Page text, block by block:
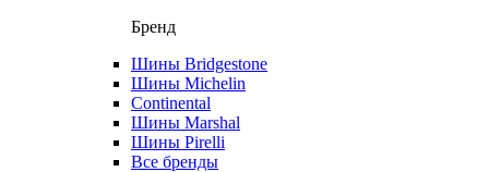
Бренд
Шины Bridgestone
Шины Michelin
Continental
Шины Marshal
Шины Pirelli
Все бренды